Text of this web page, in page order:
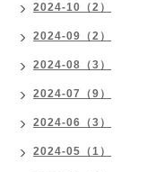
2024-10（2）
2024-09（2）
2024-08（3）
2024-07（9）
2024-06（3）
2024-05（1）